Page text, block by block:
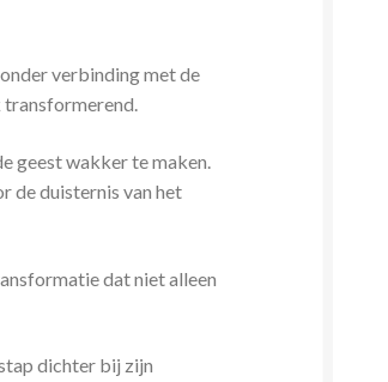
verbinding met de
transformerend.
geest wakker te maken.
de duisternis van het
dat niet alleen
dichter bij zijn